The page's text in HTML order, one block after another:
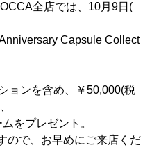
全店では、10月9日(
Capsule Collect
ョンを含め、￥50,000(税
をプレゼント。
ので、お早めにご来店くだ